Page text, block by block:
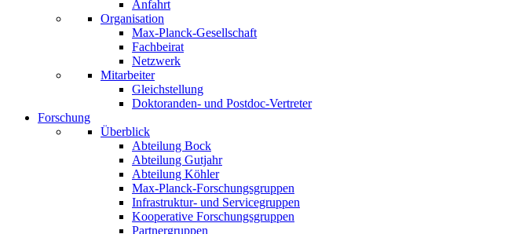
Anfahrt
Organisation
Max-Planck-Gesellschaft
Fachbeirat
Netzwerk
Mitarbeiter
Gleichstellung
Doktoranden- und Postdoc-Vertreter
Forschung
Überblick
Abteilung Bock
Abteilung Gutjahr
Abteilung Köhler
Max-Planck-Forschungsgruppen
Infrastruktur- und Servicegruppen
Kooperative Forschungsgruppen
Partnergruppen